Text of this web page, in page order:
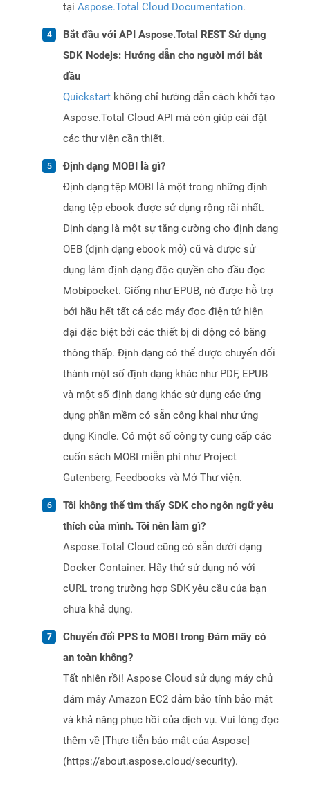
tại Aspose.Total Cloud Documentation.
Bắt đầu với API Aspose.Total REST Sử dụng
SDK Nodejs: Hướng dẫn cho người mới bắt
đầu
Quickstart không chỉ hướng dẫn cách khởi tạo
Aspose.Total Cloud API mà còn giúp cài đặt
các thư viện cần thiết.
Định dạng MOBI là gì?
Định dạng tệp MOBI là một trong những định
dạng tệp ebook được sử dụng rộng rãi nhất.
Định dạng là một sự tăng cường cho định dạng
OEB (định dạng ebook mở) cũ và được sử
dụng làm định dạng độc quyền cho đầu đọc
Mobipocket. Giống như EPUB, nó được hỗ trợ
bởi hầu hết tất cả các máy đọc điện tử hiện
đại đặc biệt bởi các thiết bị di động có băng
thông thấp. Định dạng có thể được chuyển đổi
thành một số định dạng khác như PDF, EPUB
và một số định dạng khác sử dụng các ứng
dụng phần mềm có sẵn công khai như ứng
dụng Kindle. Có một số công ty cung cấp các
cuốn sách MOBI miễn phí như Project
Gutenberg, Feedbooks và Mở Thư viện.
Tôi không thể tìm thấy SDK cho ngôn ngữ yêu
thích của mình. Tôi nên làm gì?
Aspose.Total Cloud cũng có sẵn dưới dạng
Docker Container. Hãy thử sử dụng nó với
cURL trong trường hợp SDK yêu cầu của bạn
chưa khả dụng.
Chuyển đổi PPS to MOBI trong Đám mây có
an toàn không?
Tất nhiên rồi! Aspose Cloud sử dụng máy chủ
đám mây Amazon EC2 đảm bảo tính bảo mật
và khả năng phục hồi của dịch vụ. Vui lòng đọc
thêm về [Thực tiễn bảo mật của Aspose]
(https://about.aspose.cloud/security).